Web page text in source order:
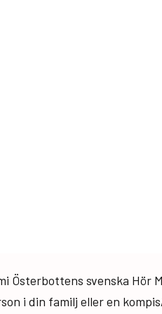
Österbottens svenska Hör
i din familj eller en